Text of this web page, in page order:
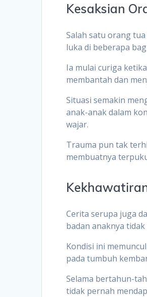
Kesaksian
Salah satu orang
luka di beberapa
Ia mulai curiga
membantah dan
Situasi semakin
anak-anak dalam
wajar.
Trauma pun tak
membuatnya
Cerita serupa juga
badan anaknya
Kondisi ini
pada tumbuh
Selama bertahun-
tidak pernah